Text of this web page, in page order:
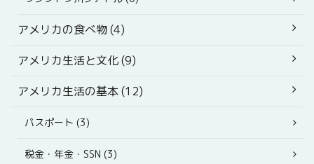
アメリカの食べ物 (4)
アメリカ生活と文化 (9)
アメリカ生活の基本 (12)
パスポート (3)
税金・年金・SSN (3)